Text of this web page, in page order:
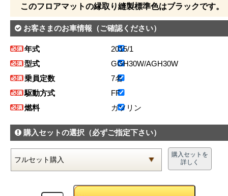
このフロアマットの縁取り縫製標準色はブラックです。
お客さまのお車情報 （ご確認ください）
年式
2015/1
型式
GGH30W/AGH30W
乗員定数
7名
駆動方式
FF
燃料
ガソリン
購入セットの選択 （必ずご指定下さい）
購入セットを
詳しく